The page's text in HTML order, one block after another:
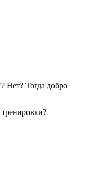
Нет? Тогда добро